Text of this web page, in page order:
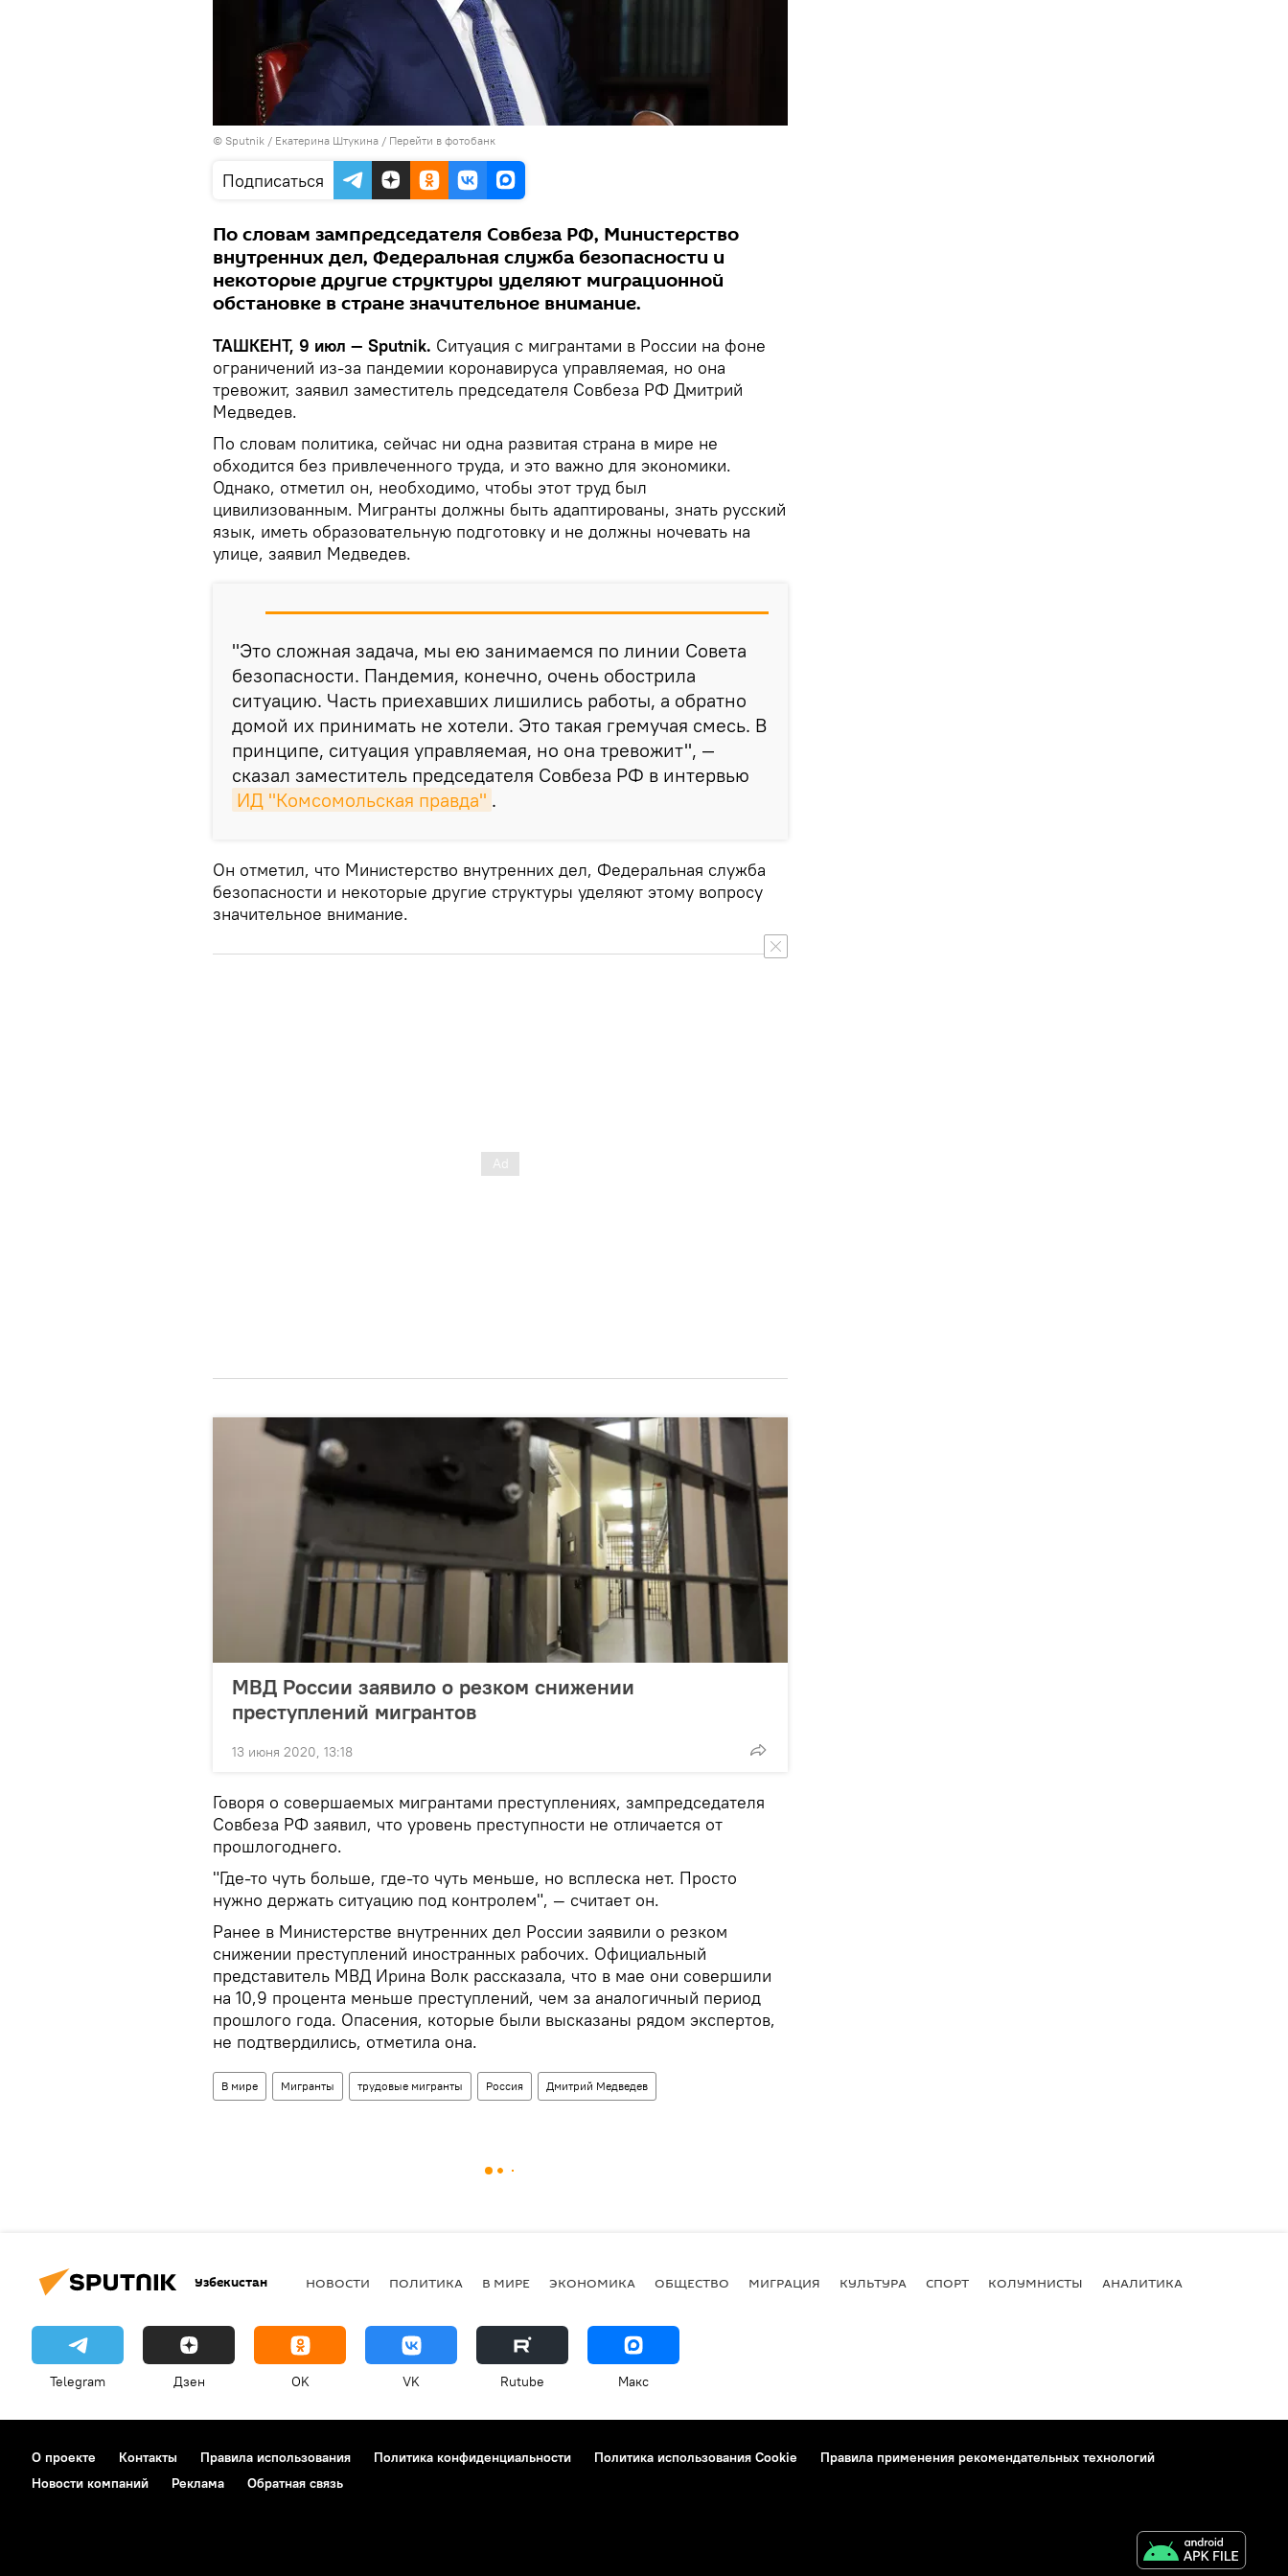
© Sputnik / Екатерина Штукина / Перейти в фотобанк
Подписаться
По словам зампредседателя Совбеза РФ, Министерство
внутренних дел, Федеральная служба безопасности и
некоторые другие структуры уделяют миграционной
обстановке в стране значительное внимание.
ТАШКЕНТ, 9 июл — Sputnik. Ситуация с мигрантами в России на фоне
ограничений из-за пандемии коронавируса управляемая, но она
тревожит, заявил заместитель председателя Совбеза РФ Дмитрий
Медведев.
По словам политика, сейчас ни одна развитая страна в мире не
обходится без привлеченного труда, и это важно для экономики.
Однако, отметил он, необходимо, чтобы этот труд был
цивилизованным. Мигранты должны быть адаптированы, знать русский
язык, иметь образовательную подготовку и не должны ночевать на
улице, заявил Медведев.
"Это сложная задача, мы ею занимаемся по линии Совета
безопасности. Пандемия, конечно, очень обострила
ситуацию. Часть приехавших лишились работы, а обратно
домой их принимать не хотели. Это такая гремучая смесь. В
принципе, ситуация управляемая, но она тревожит", —
сказал заместитель председателя Совбеза РФ в интервью
ИД "Комсомольская правда" .
Он отметил, что Министерство внутренних дел, Федеральная служба
безопасности и некоторые другие структуры уделяют этому вопросу
значительное внимание.
МВД России заявило о резком снижении
преступлений мигрантов
13 июня 2020, 13:18
Говоря о совершаемых мигрантами преступлениях, зампредседателя
Совбеза РФ заявил, что уровень преступности не отличается от
прошлогоднего.
"Где-то чуть больше, где-то чуть меньше, но всплеска нет. Просто
нужно держать ситуацию под контролем", — считает он.
Ранее в Министерстве внутренних дел России заявили о резком
снижении преступлений иностранных рабочих. Официальный
представитель МВД Ирина Волк рассказала, что в мае они совершили
на 10,9 процента меньше преступлений, чем за аналогичный период
прошлого года. Опасения, которые были высказаны рядом экспертов,
не подтвердились, отметила она.
В мире Мигранты трудовые мигранты Россия Дмитрий Медведев
Узбекистан НОВОСТИ ПОЛИТИКА В МИРЕ ЭКОНОМИКА ОБЩЕСТВО МИГРАЦИЯ КУЛЬТУРА СПОРТ КОЛУМНИСТЫ АНАЛИТИКА
Telegram Дзен OK VK Rutube Макс
О проекте Контакты Правила использования Политика конфиденциальности Политика использования Cookie
Правила применения рекомендательных технологий
Новости компаний
Реклама Обратная связь